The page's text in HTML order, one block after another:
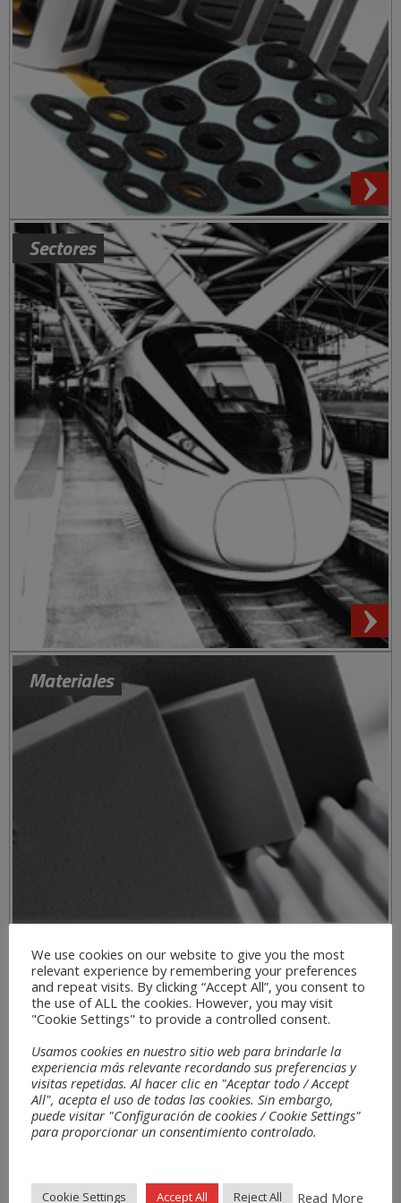
Sectores
Materiales
SONTECT®
We use cookies on our website to give you the most
relevant experience by remembering your preferences
and repeat visits. By clicking “Accept All”, you consent to
the use of ALL the cookies. However, you may visit
"Cookie Settings" to provide a controlled consent.
Usamos cookies en nuestro sitio web para brindarle la
experiencia más relevante recordando sus preferencias y
visitas repetidas. Al hacer clic en "Aceptar todo / Accept
All", acepta el uso de todas las cookies. Sin embargo,
puede visitar "Configuración de cookies / Cookie Settings"
para proporcionar un consentimiento controlado.
Cookie Settings Accept All Reject All Read More